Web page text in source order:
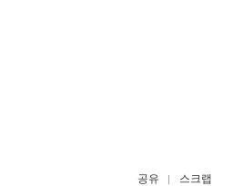
공유 스크랩